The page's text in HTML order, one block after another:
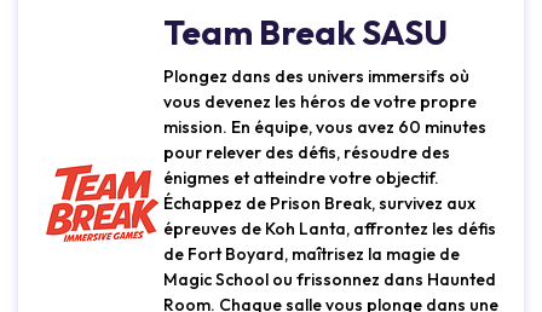
Team Break SASU
Plongez dans des univers immersifs où
vous devenez les héros de votre propre
mission. En équipe, vous avez 60 minutes
pour relever des défis, résoudre des
énigmes et atteindre votre objectif.
Échappez de Prison Break, survivez aux
épreuves de Koh Lanta, affrontez les défis
de Fort Boyard, maîtrisez la magie de
Magic School ou frissonnez dans Haunted
Room. Chaque salle vous plonge dans une